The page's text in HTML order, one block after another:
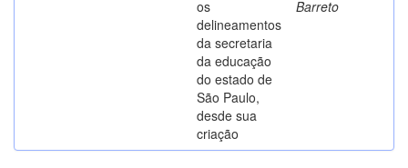
os
delineamentos
da secretaria
da educação
do estado de
São Paulo,
desde sua
criação
Barreto